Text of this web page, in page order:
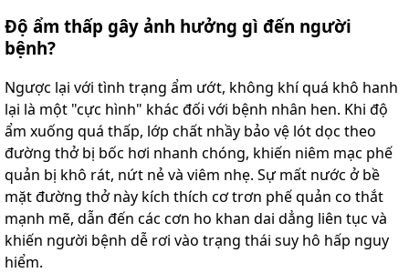
Độ ẩm thấp gây ảnh hưởng gì đến người
bệnh?
Ngược lại với tình trạng ẩm ướt, không khí quá khô hanh
lại là một "cực hình" khác đối với bệnh nhân hen. Khi độ
ẩm xuống quá thấp, lớp chất nhầy bảo vệ lót dọc theo
đường thở bị bốc hơi nhanh chóng, khiến niêm mạc phế
quản bị khô rát, nứt nẻ và viêm nhẹ. Sự mất nước ở bề
mặt đường thở này kích thích cơ trơn phế quản co thắt
mạnh mẽ, dẫn đến các cơn ho khan dai dẳng liên tục và
khiến người bệnh dễ rơi vào trạng thái suy hô hấp nguy
hiểm.